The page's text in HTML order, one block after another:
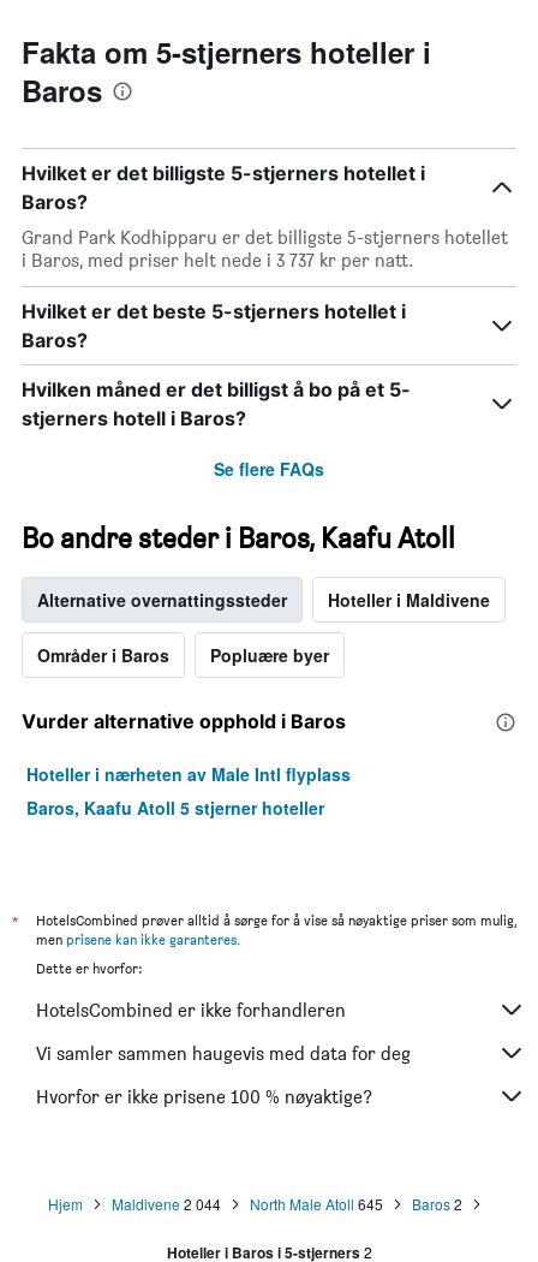
Fakta om 5-stjerners hoteller i
Baros
Hvilket er det billigste 5-stjerners hotellet i
Baros?
Grand Park Kodhipparu er det billigste 5-stjerners hotellet
i Baros, med priser helt nede i 3 737 kr per natt.
Hvilket er det beste 5-stjerners hotellet i
Baros?
Hvilken måned er det billigst å bo på et 5-
stjerners hotell i Baros?
Se flere FAQs
Bo andre steder i Baros, Kaafu Atoll
Alternative overnattingssteder Hoteller i Maldivene
Områder i Baros Popluære byer
Vurder alternative opphold i Baros
Hoteller i nærheten av Male Intl flyplass
Baros, Kaafu Atoll 5 stjerner hoteller
*
HotelsCombined prøver alltid å sørge for å vise så nøyaktige priser som mulig,
men prisene kan ikke garanteres.
Dette er hvorfor:
HotelsCombined er ikke forhandleren
Vi samler sammen haugevis med data for deg
Hvorfor er ikke prisene 100 % nøyaktige?
Hjem Maldivene 2 044 North Male Atoll 645 Baros 2
Hoteller i Baros i 5-stjerners 2